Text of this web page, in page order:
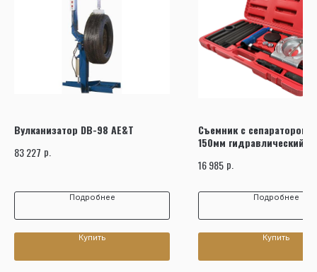
Вулканизатор DB-98 AE&T
83 227 р.
Подробнее
Купить
Съемник с сепаратором
150мм гидравлический
16 985 р.
Подробнее
Купить